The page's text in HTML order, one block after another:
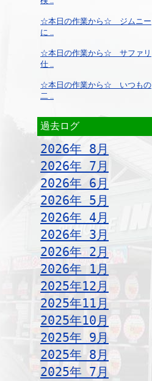
☆本日の作業から☆ ジムニー
に ..
☆本日の作業から☆ サファリ
仕 ..
☆本日の作業から☆ いつもの
二 ..
過去ログ
2026年 8月
2026年 7月
2026年 6月
2026年 5月
2026年 4月
2026年 3月
2026年 2月
2026年 1月
2025年12月
2025年11月
2025年10月
2025年 9月
2025年 8月
2025年 7月